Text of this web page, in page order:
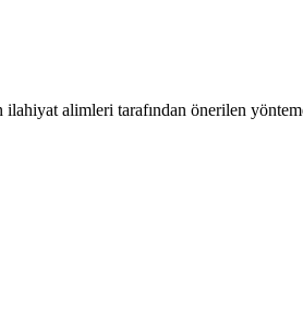
alimleri tarafından önerilen